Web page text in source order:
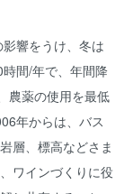
響をうけ、冬は
間/年で、年間降
農薬の使用を最低
年からは、バス
層、標高などさま
ワインづくりに役